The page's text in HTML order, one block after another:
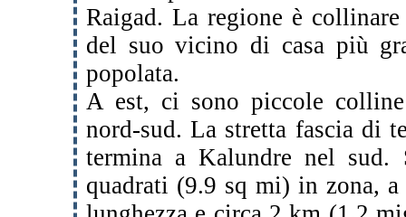
Raigad. La regione è
del suo vicino di casa più
popolata.
A est, ci sono piccole
nord-sud. La stretta fascia di
termina a Kalundre nel
quadrati (9.9 sq mi) in zona,